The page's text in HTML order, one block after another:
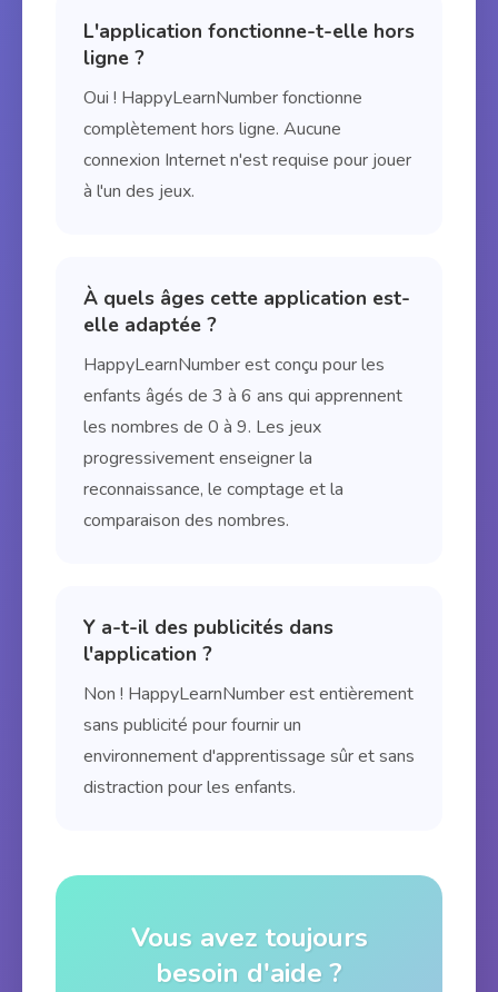
L'application fonctionne-t-elle hors
ligne ?
Oui ! HappyLearnNumber fonctionne
complètement hors ligne. Aucune
connexion Internet n'est requise pour jouer
à l'un des jeux.
À quels âges cette application est-
elle adaptée ?
HappyLearnNumber est conçu pour les
enfants âgés de 3 à 6 ans qui apprennent
les nombres de 0 à 9. Les jeux
progressivement enseigner la
reconnaissance, le comptage et la
comparaison des nombres.
Y a-t-il des publicités dans
l'application ?
Non ! HappyLearnNumber est entièrement
sans publicité pour fournir un
environnement d'apprentissage sûr et sans
distraction pour les enfants.
Vous avez toujours
besoin d'aide ?